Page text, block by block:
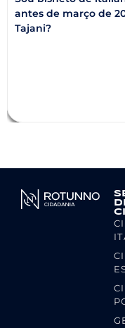
antes de março de
Tajani?